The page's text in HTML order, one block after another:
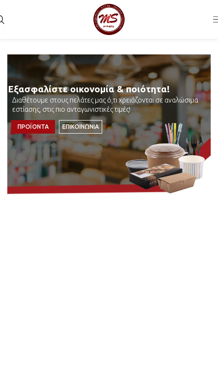
Διαθέτουμε στους πελάτες μας ό,τι χρειάζονται σε αναλώσιμα
εστίασης, στις πιο ανταγωνιστικές τιμές!
ΠΡΟΪΟΝΤΑ
Εξασφαλίστε οικονομία & ποιότητα!
ΕΠΙΚΟΙΝΩΝΙΑ